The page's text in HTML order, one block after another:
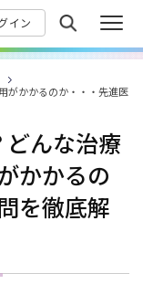
イン
がかかるのか・・・先進医
どんな治療
かかるの
を徹底解